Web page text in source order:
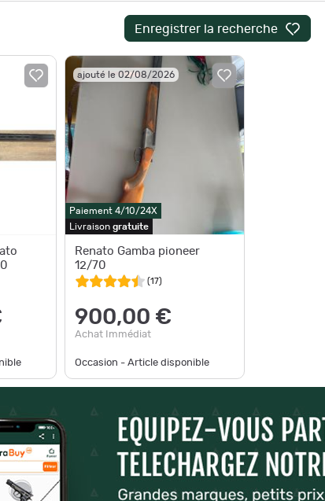
Enregistrer la recherche
ajouté le 02/08/2026
Paiement 4/10/24X
Livraison gratuite
Renato Gamba pioneer
12/70
(17)
900,00 €
Achat Immédiat
Occasion - Article disponible